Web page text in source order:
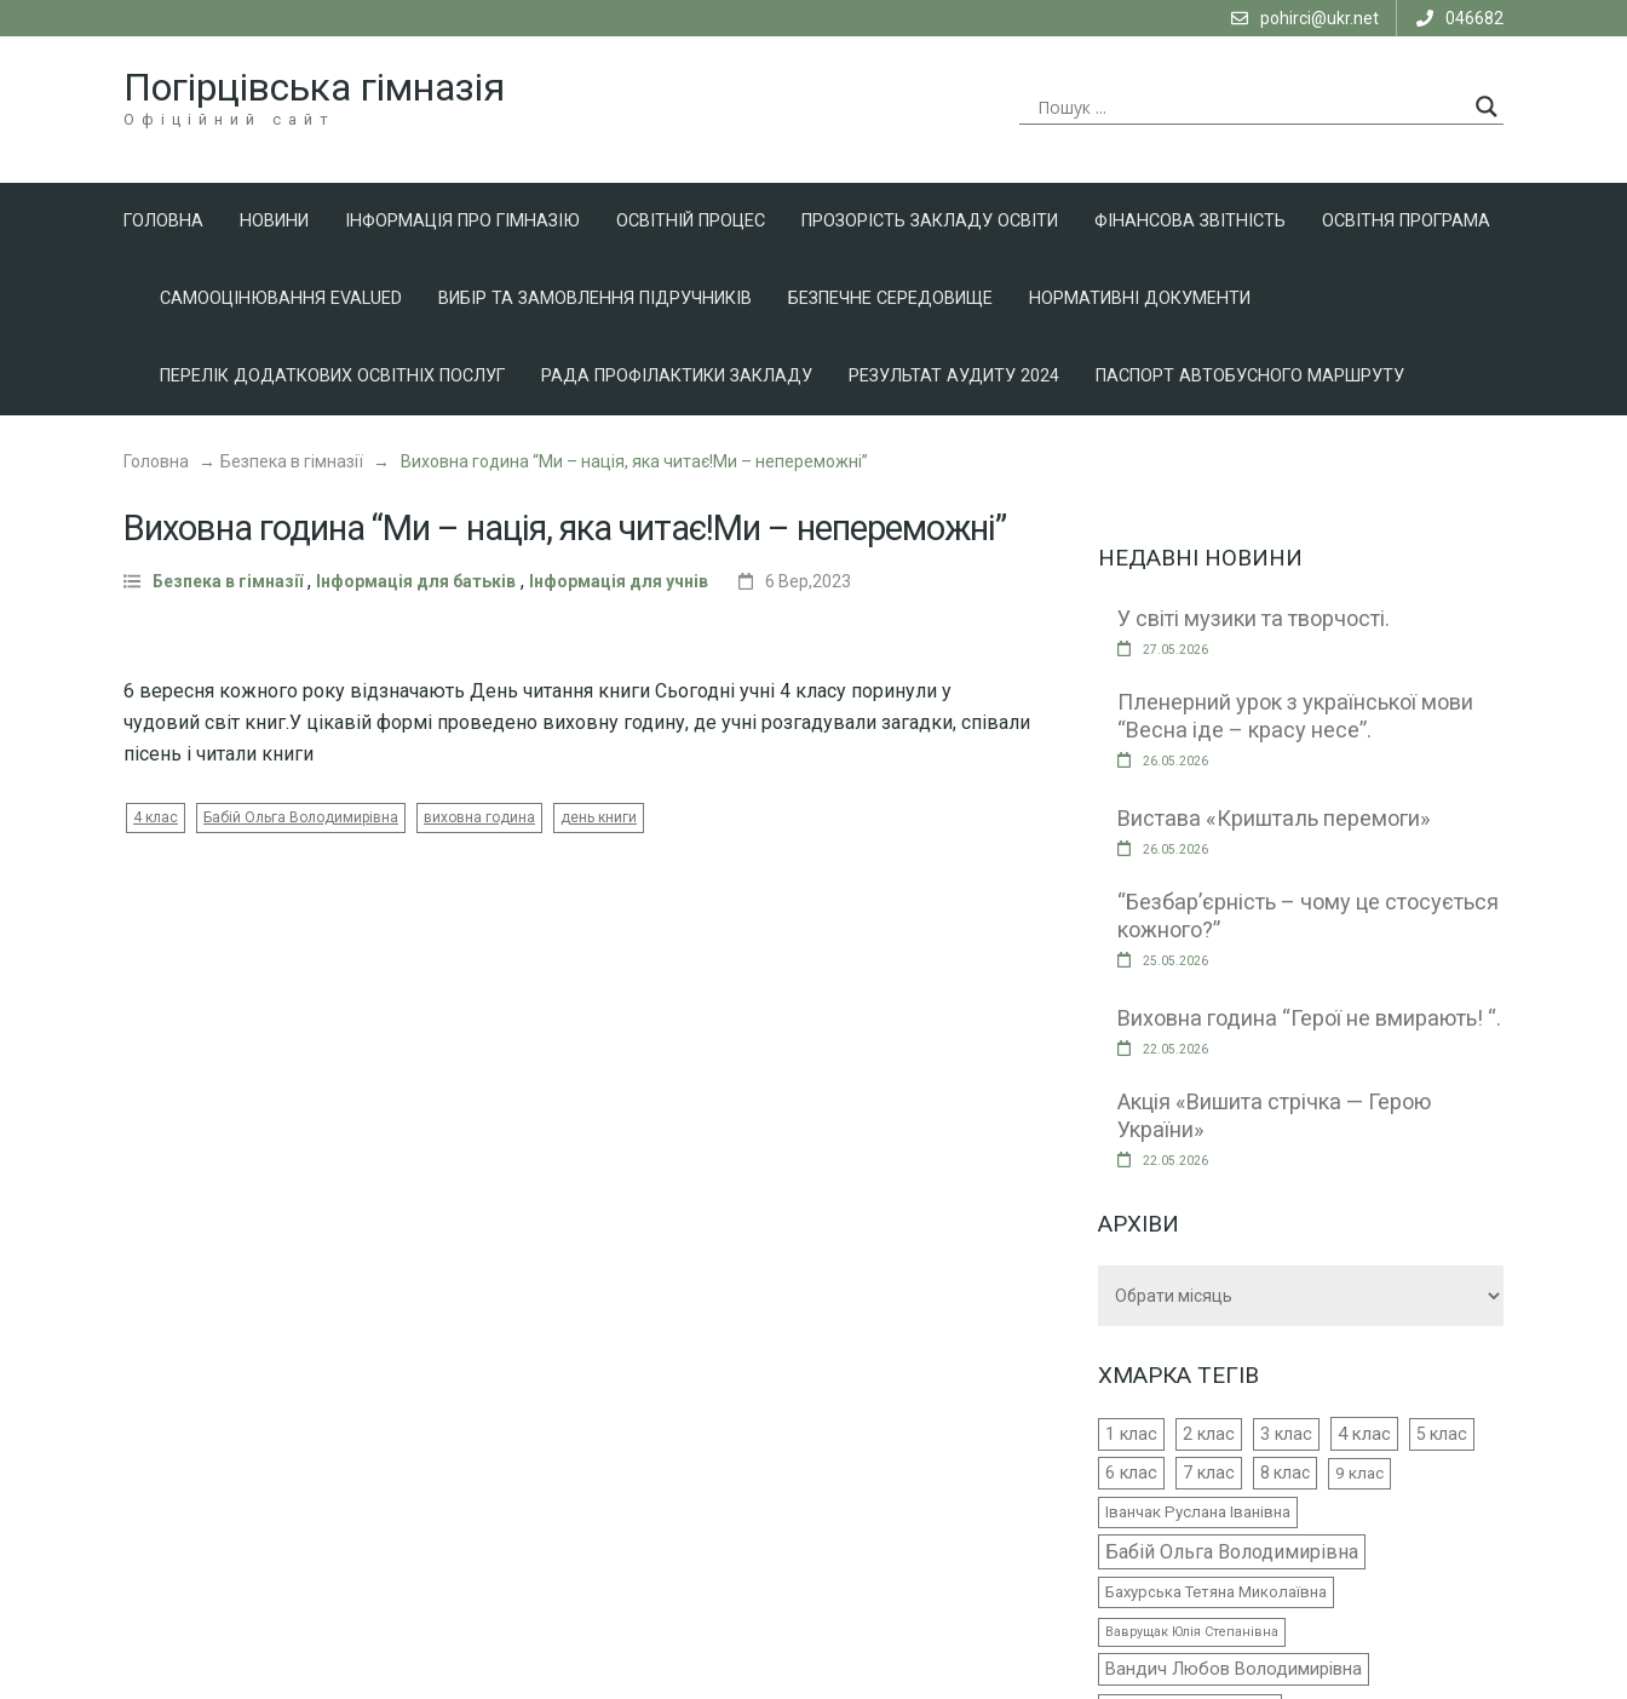
pohirci@ukr.net 046682
Погірцівська гімназія
Офіційний сайт
ГОЛОВНА НОВИНИ ІНФОРМАЦІЯ ПРО ГІМНАЗІЮ ОСВІТНІЙ ПРОЦЕС ПРОЗОРІСТЬ ЗАКЛАДУ ОСВІТИ ФІНАНСОВА ЗВІТНІСТЬ ОСВІТНЯ ПРОГРАМА
САМООЦІНЮВАННЯ EVALUED ВИБІР ТА ЗАМОВЛЕННЯ ПІДРУЧНИКІВ БЕЗПЕЧНЕ СЕРЕДОВИЩЕ НОРМАТИВНІ ДОКУМЕНТИ
ПЕРЕЛІК ДОДАТКОВИХ ОСВІТНІХ ПОСЛУГ РАДА ПРОФІЛАКТИКИ ЗАКЛАДУ РЕЗУЛЬТАТ АУДИТУ 2024 ПАСПОРТ АВТОБУСНОГО МАРШРУТУ
Головна → Безпека в гімназії → Виховна година “Ми – нація, яка читає!Ми – непереможні”
Виховна година “Ми – нація, яка читає!Ми – непереможні”
Безпека в гімназії, Інформація для батьків , Інформація для учнів 6 Вер,2023
6 вересня кожного року відзначають День читання книги Сьогодні учні 4 класу поринули у
чудовий світ книг.У цікавій формі проведено виховну годину, де учні розгадували загадки, співали
пісень і читали книги
4 клас Бабій Ольга Володимирівна виховна година день книги
НЕДАВНІ НОВИНИ
У світі музики та творчості.
27.05.2026
Пленерний урок з української мови
“Весна іде – красу несе”.
26.05.2026
Вистава «Кришталь перемоги»
26.05.2026
“Безбар’єрність – чому це стосується
кожного?”
25.05.2026
Виховна година “Герої не вмирають! “.
22.05.2026
Акція «Вишита стрічка — Герою
України»
22.05.2026
АРХІВИ
ХМАРКА ТЕГІВ
1 клас 2 клас 3 клас 4 клас 5 клас
6 клас 7 клас 8 клас 9 клас
Іванчак Руслана Іванівна
Бабій Ольга Володимирівна
Бахурська Тетяна Миколаївна
Ваврущак Юлія Степанівна
Вандич Любов Володимирівна